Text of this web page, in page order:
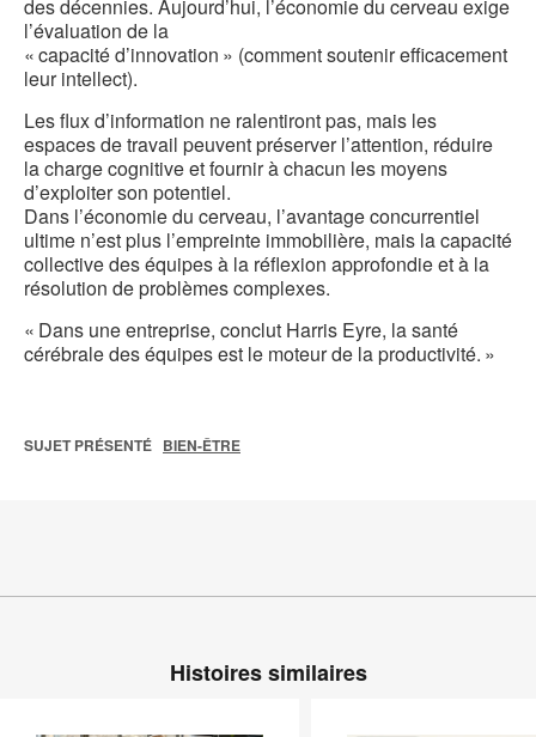
des décennies. Aujourd’hui, l’économie du cerveau exige
l’évaluation de la
« capacité d’innovation » (comment soutenir efficacement
leur intellect).
Les flux d’information ne ralentiront pas, mais les
espaces de travail peuvent préserver l’attention, réduire
la charge cognitive et fournir à chacun les moyens
d’exploiter son potentiel.
Dans l’économie du cerveau, l’avantage concurrentiel
ultime n’est plus l’empreinte immobilière, mais la capacité
collective des équipes à la réflexion approfondie et à la
résolution de problèmes complexes.
« Dans une entreprise, conclut Harris Eyre, la santé
cérébrale des équipes est le moteur de la productivité. »
SUJET PRÉSENTÉ BIEN-ÊTRE
Histoires similaires